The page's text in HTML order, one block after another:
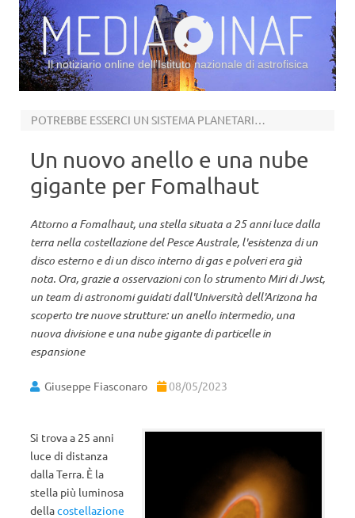
Il notiziario online dell’Istituto nazionale di astrofisica
POTREBBE ESSERCI UN SISTEMA PLANETARIO IN FORMAZIONE
Un nuovo anello e una nube
gigante per Fomalhaut
Attorno a Fomalhaut, una stella situata a 25 anni luce dalla
terra nella costellazione del Pesce Australe, l'esistenza di un
disco esterno e di un disco interno di gas e polveri era già
nota. Ora, grazie a osservazioni con lo strumento Miri di Jwst,
un team di astronomi guidati dall'Università dell'Arizona ha
scoperto tre nuove strutture: un anello intermedio, una
nuova divisione e una nube gigante di particelle in
espansione
Giuseppe Fiasconaro 08/05/2023
Si trova a 25 anni
luce di distanza
dalla Terra. È la
stella più luminosa
dellacostellazione